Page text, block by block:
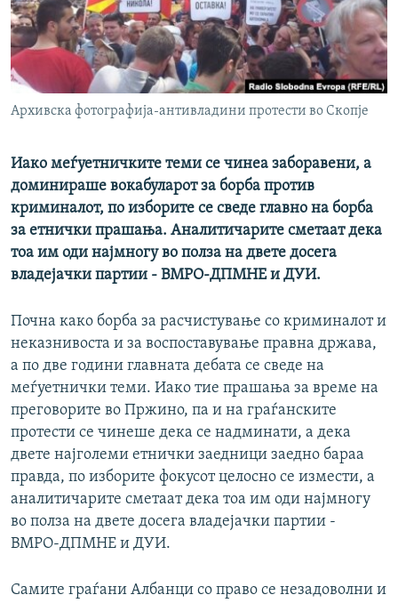
РСЕ веб страници
Архивска фотографија-антивладини протести во Скопје
Иако меѓуетничките теми се чинеа заборавени, а
доминираше вокабуларот за борба против
криминалот, по изборите се сведе главно на борба
за етнички прашања. Аналитичарите сметаат дека
тоа им оди најмногу во полза на двете досега
владејачки партии - ВМРО-ДПМНЕ и ДУИ.
Почна како борба за расчистување со криминалот и
неказнивоста и за воспоставување правна држава,
а по две години главната дебата се сведе на
меѓуетнички теми. Иако тие прашања за време на
преговорите во Пржино, па и на граѓанските
протести се чинеше дека се надминати, а дека
двете најголеми етнички заедници заедно бараа
правда, по изборите фокусот целосно се измести, а
аналитичарите сметаат дека тоа им оди најмногу
во полза на двете досега владејачки партии -
ВМРО-ДПМНЕ и ДУИ.
Самите граѓани Албанци со право се незадоволни и